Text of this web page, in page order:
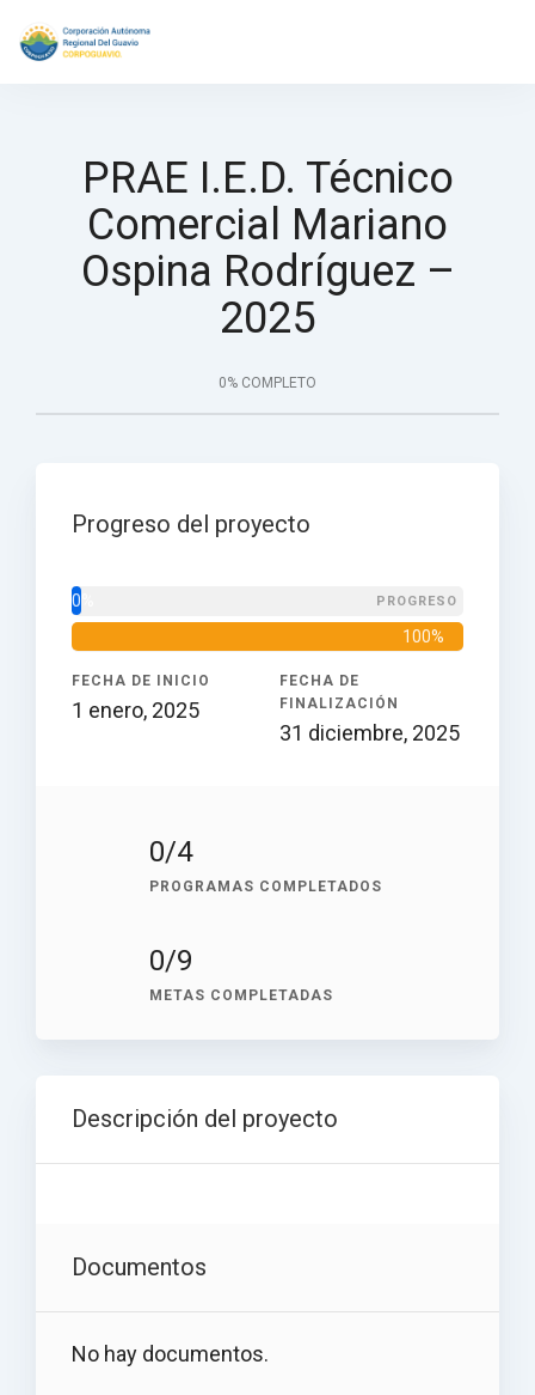
PRAE I.E.D. Técnico
Comercial Mariano
Ospina Rodríguez –
2025
0% COMPLETO
Progreso del proyecto
0% PROGRESO
100%
DURACIÓN DEL PROYECTO
FECHA DE INICIO
1 enero, 2025
FECHA DE
FINALIZACIÓN
31 diciembre, 2025
0/4
PROGRAMAS COMPLETADOS
0/9
METAS COMPLETADAS
Descripción del proyecto
Documentos
No hay documentos.